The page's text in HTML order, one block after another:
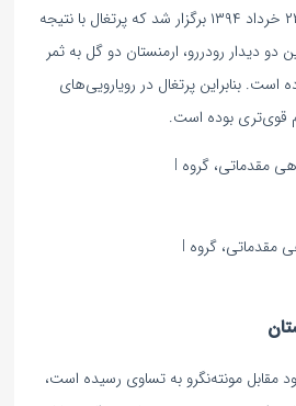
آخرین دیدار آنها در تاریخ ۲۳ خرداد ۱۳۹۴ برگزار شد که پرتغال با نتیجه
دو دیدار رودررو، ارمنستان دو گل به ثمر
است. بنابراین پرتغال در رویارویی‌های
قوی‌تری بوده است.
مقابل مونته‌نگرو به تساوی رسیده است،